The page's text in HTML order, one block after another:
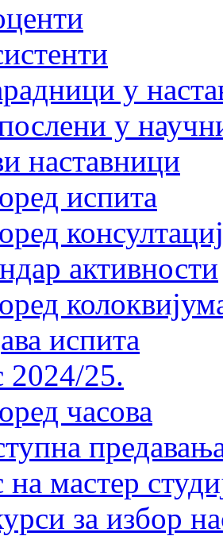
у
у
наставници
испита
активности
испита
2024/25.
часова
мастер
за избор